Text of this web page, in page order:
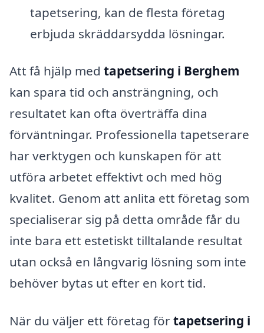
tapetsering, kan de flesta företag
erbjuda skräddarsydda lösningar.
Att få hjälp med tapetsering i Berghem
kan spara tid och ansträngning, och
resultatet kan ofta överträffa dina
förväntningar. Professionella tapetserare
har verktygen och kunskapen för att
utföra arbetet effektivt och med hög
kvalitet. Genom att anlita ett företag som
specialiserar sig på detta område får du
inte bara ett estetiskt tilltalande resultat
utan också en långvarig lösning som inte
behöver bytas ut efter en kort tid.
När du väljer ett företag förtapetsering i